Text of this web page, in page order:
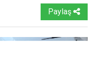
Paylaş